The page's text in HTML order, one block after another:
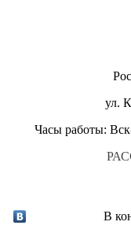
ул.
Часы работы:
В